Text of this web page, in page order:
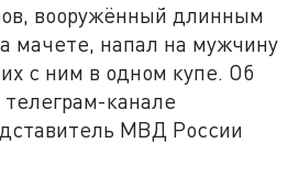
вооружённый длинным
мачете, напал на мужчину
с ним в одном купе. Об
телеграм-канале
МВД России